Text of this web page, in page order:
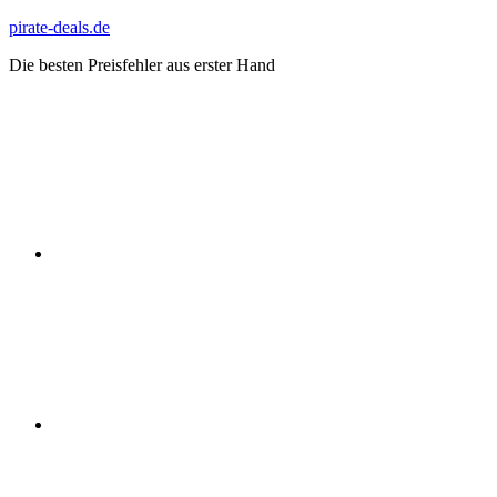
Zum
springen
pirate-deals.de
Die besten Preisfehler aus erster Hand